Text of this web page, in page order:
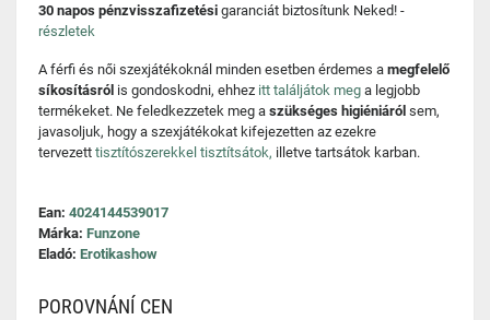
30 napos pénzvisszafizetési garanciát biztosítunk Neked! -
részletek
A férfi és női szexjátékoknál minden esetben érdemes a megfelelő
síkosításról is gondoskodni, ehhez itt találjátok meg a legjobb
termékeket. Ne feledkezzetek meg a szükséges higiéniáról sem,
javasoljuk, hogy a szexjátékokat kifejezetten az ezekre
tervezett tisztítószerekkel tisztítsátok, illetve tartsátok karban.
Ean: 4024144539017
Márka: Funzone
Eladó: Erotikashow
POROVNÁNÍ CEN